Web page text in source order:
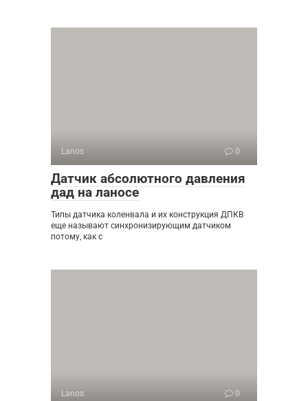
Lanos 0
Датчик абсолютного давления
дад на ланосе
Типы датчика коленвала и их конструкция ДПКВ
еще называют синхронизирующим датчиком
потому, как с
Lanos 0